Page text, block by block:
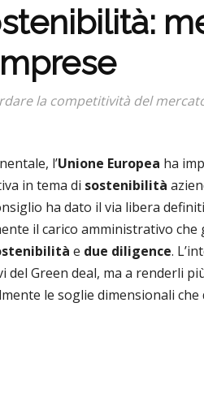
la competitività del
l’Unione Europea ha
in tema di sostenibilità
ha dato il via libera
il carico amministrativo che
e due diligence.
Green deal, ma a renderli
le soglie dimensionali